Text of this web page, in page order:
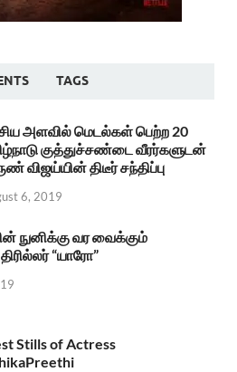
TAGS
அளவில் மெடல்கள் பெற்ற 20
குத்துச்சண்டை வீரர்களுடன்
விஜய்யின் திடீர் சந்திப்பு
6, 2019
நுனிக்கு வர வைக்கும்
“யாரோ”
Stills of Actress